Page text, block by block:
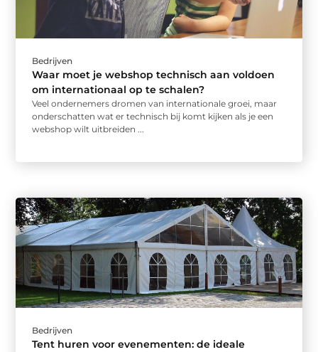
Bedrijven
Waar moet je webshop technisch aan voldoen
om internationaal op te schalen?
Veel ondernemers dromen van internationale groei, maar
onderschatten wat er technisch bij komt kijken als je een
webshop wilt uitbreiden ...
Bedrijven
Tent huren voor evenementen: de ideale